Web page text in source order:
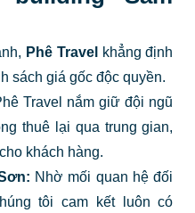
Phê Travel
khẳng định
sách giá gốc độc quyền.
Travel nắm giữ đội ngũ
thuê lại qua trung gian,
khách hàng.
Nhờ mối quan hệ đối
tôi cam kết luôn có